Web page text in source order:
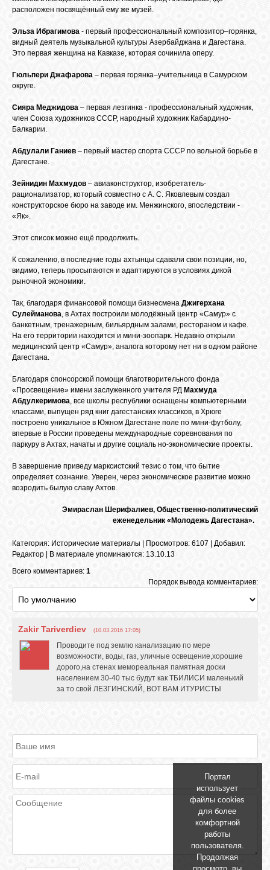
расположен посвящённый ему же музей.
Эльза Ибрагимова - первый профессиональный композитор–горянка,
видный деятель музыкальной культуры Азербайджана и Дагестана.
Это первая женщина на Кавказе, которая сочинила оперу.
Гюльпери Джафарова – первая горянка–учительница в Самурском
округе.
Сияра Меджидова – первая лезгинка - профессиональный художник,
член Союза художников СССР, народный художник Кабардино-
Балкарии.
Абдулали Ганиев – первый мастер спорта СССР по вольной борьбе в
Дагестане.
Зейнидин Махмудов – авиаконструктор, изобретатель-
рационализатор, который совместно с А. С. Яковлевым создал
конструкторское бюро на заводе им. Менжинского, впоследствии -
«Як».
Этот список можно ещё продолжить.
К сожалению, в последние годы ахтынцы сдавали свои позиции, но,
видимо, теперь просыпаются и адаптируются в условиях дикой
рыночной экономики.
Так, благодаря финансовой помощи бизнесмена Джигерхана
Сулейманова , в Ахтах построили молодёжный центр «Самур» с
банкетным, тренажерным, бильярдным залами, рестораном и кафе.
На его территории находится и мини-зоопарк. Недавно открыли
медицинский центр «Самур», аналога которому нет ни в одном районе
Дагестана.
Благодаря спонсорской помощи благотворительного фонда
«Просвещение» имени заслуженного учителя РД Махмуда
Абдулкеримова , все школы республики оснащены компьютерными
классами, выпущен ряд книг дагестанских классиков, в Хрюге
построено уникальное в Южном Дагестане поле по мини-футболу,
впервые в России проведены международные соревнования по
паркуру в Ахтах, начаты и другие социаль но-экономические проекты.
В завершение приведу марксистский тезис о том, что бытие
определяет сознание. Уверен, через экономическое развитие можно
возродить былую славу Ахтов.
Эмираслан Шерифалиев, Общественно-политический
еженедельник «Молодежь Дагестана».
Категория: Исторические материалы | Просмотров: 6107 | Добавил:
Редактор | В материале упоминаются: 13.10.13
Всего комментариев: 1
Порядок вывода комментариев:
Zakir Tariverdiev (10.03.2016 17:05)
Проводите под землю канализацию по мере
возможности, воды, газ, уличные освещение,хорошие
дорого,на стенах мемореальная памятная доски
населением 30-40 тыс будут как ТБИЛИСИ маленький
за то свой ЛЕЗГИНСКИЙ, ВОТ ВАМ ИТУРИСТЫ
Портал
использует
файлы cookies
для более
комфортной
работы
пользователя.
Продолжая